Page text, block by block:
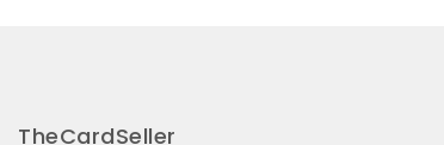
TheCardSeller